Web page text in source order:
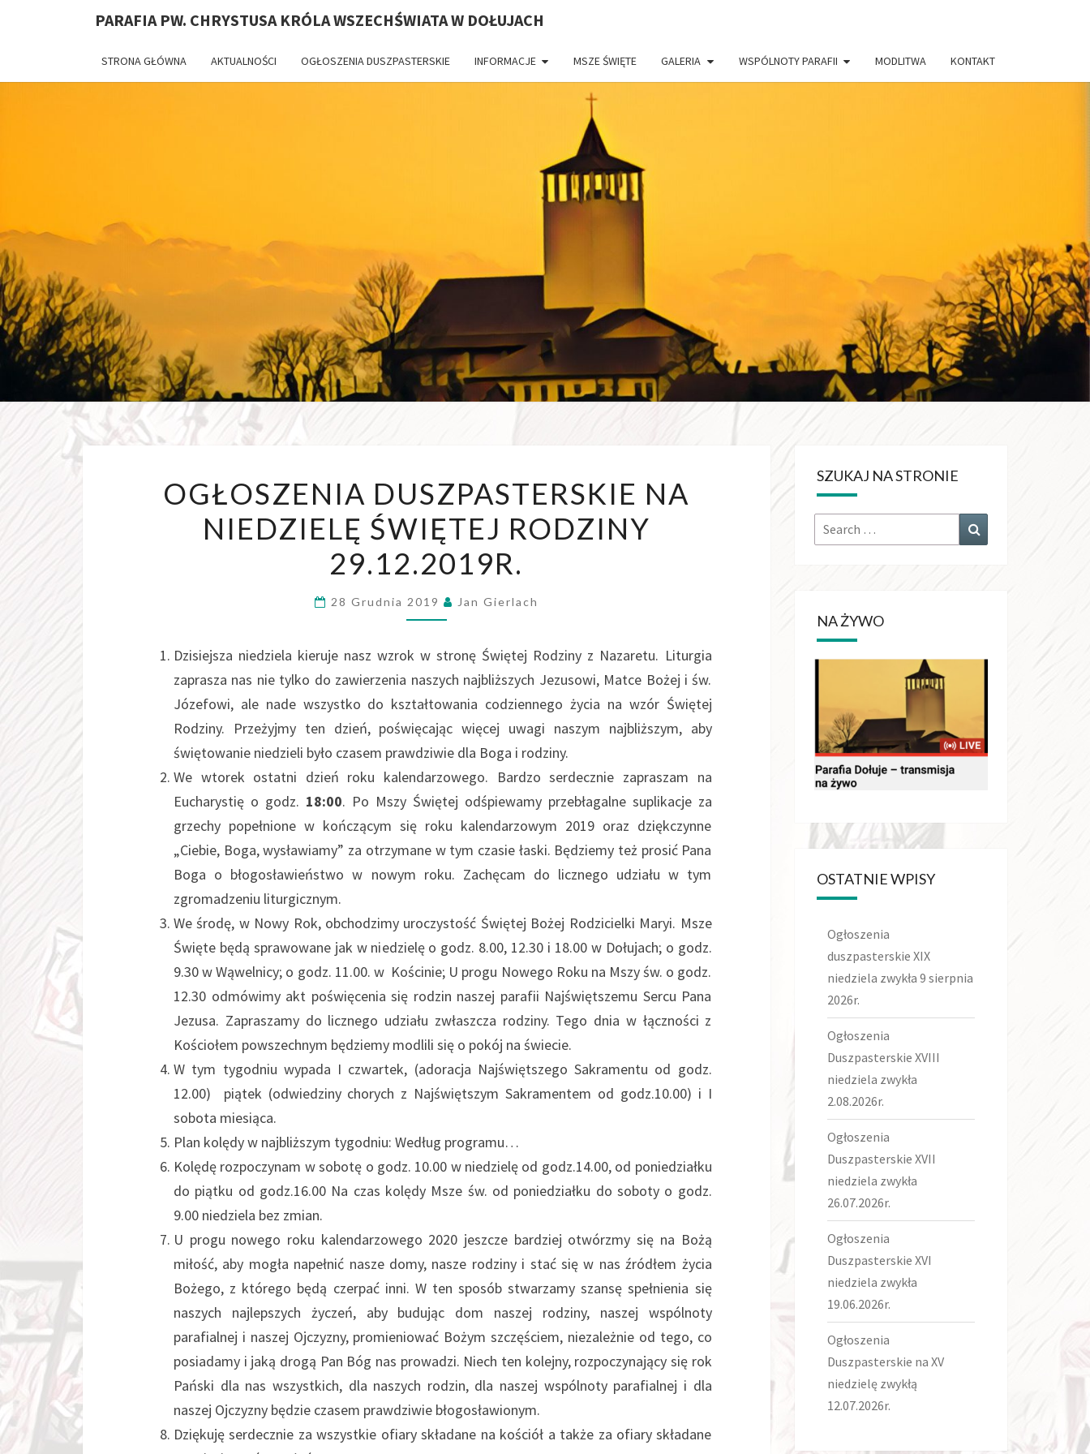
PARAFIA PW. CHRYSTUSA KRÓLA WSZECHŚWIATA W DOŁUJACH
STRONA GŁÓWNA AKTUALNOŚCI OGŁOSZENIA DUSZPASTERSKIE INFORMACJE MSZE ŚWIĘTE GALERIA WSPÓLNOTY PARAFII MODLITWA KONTAKT
PARAFIA PW.
CHRYSTUSA
KRÓLA
WSZECHŚWIATA
W DOŁUJACH
DUSZPASTERSKIE
NA
NIEDZIELĘ
ŚWIĘTEJ
RODZINY
29.12.2019R.
OGŁOSZENIA DUSZPASTERSKIE NA
NIEDZIELĘ ŚWIĘTEJ RODZINY
29.12.2019R.
28 Grudnia 2019 Jan Gierlach
Dzisiejsza niedziela kieruje nasz wzrok w stronę Świętej Rodziny z Nazaretu. Liturgia
zaprasza nas nie tylko do zawierzenia naszych najbliższych Jezusowi, Matce Bożej i św.
Józefowi, ale nade wszystko do kształtowania codziennego życia na wzór Świętej
Rodziny. Przeżyjmy ten dzień, poświęcając więcej uwagi naszym najbliższym, aby
świętowanie niedzieli było czasem prawdziwie dla Boga i rodziny.
We wtorek ostatni dzień roku kalendarzowego. Bardzo serdecznie zapraszam na
Eucharystię o godz. 18:00. Po Mszy Świętej odśpiewamy przebłagalne suplikacje za
grzechy popełnione w kończącym się roku kalendarzowym 2019 oraz dziękczynne
„Ciebie, Boga, wysławiamy” za otrzymane w tym czasie łaski. Będziemy też prosić Pana
Boga o błogosławieństwo w nowym roku. Zachęcam do licznego udziału w tym
zgromadzeniu liturgicznym.
We środę, w Nowy Rok, obchodzimy uroczystość Świętej Bożej Rodzicielki Maryi. Msze
Święte będą sprawowane jak w niedzielę o godz. 8.00, 12.30 i 18.00 w Dołujach; o godz.
9.30 w Wąwelnicy; o godz. 11.00. w Kościnie; U progu Nowego Roku na Mszy św. o godz.
12.30 odmówimy akt poświęcenia się rodzin naszej parafii Najświętszemu Sercu Pana
Jezusa. Zapraszamy do licznego udziału zwłaszcza rodziny. Tego dnia w łączności z
Kościołem powszechnym będziemy modlili się o pokój na świecie.
W tym tygodniu wypada I czwartek, (adoracja Najświętszego Sakramentu od godz.
12.00) piątek (odwiedziny chorych z Najświętszym Sakramentem od godz.10.00) i I
sobota miesiąca.
Plan kolędy w najbliższym tygodniu: Według programu…
Kolędę rozpoczynam w sobotę o godz. 10.00 w niedzielę od godz.14.00, od poniedziałku
do piątku od godz.16.00 Na czas kolędy Msze św. od poniedziałku do soboty o godz.
9.00 niedziela bez zmian.
U progu nowego roku kalendarzowego 2020 jeszcze bardziej otwórzmy się na Bożą
miłość, aby mogła napełnić nasze domy, nasze rodziny i stać się w nas źródłem życia
Bożego, z którego będą czerpać inni. W ten sposób stwarzamy szansę spełnienia się
naszych najlepszych życzeń, aby budując dom naszej rodziny, naszej wspólnoty
parafialnej i naszej Ojczyzny, promieniować Bożym szczęściem, niezależnie od tego, co
posiadamy i jaką drogą Pan Bóg nas prowadzi. Niech ten kolejny, rozpoczynający się rok
Pański dla nas wszystkich, dla naszych rodzin, dla naszej wspólnoty parafialnej i dla
naszej Ojczyzny będzie czasem prawdziwie błogosławionym.
Dziękuję serdecznie za wszystkie ofiary składane na kościół a także za ofiary składane
SZUKAJ NA STRONIE
Search
for:
NA ŻYWO
OSTATNIE WPISY
Ogłoszenia
duszpasterskie XIX
niedziela zwykła 9 sierpnia
2026r.
Ogłoszenia
Duszpasterskie XVIII
niedziela zwykła
2.08.2026r.
Ogłoszenia
Duszpasterskie XVII
niedziela zwykła
26.07.2026r.
Ogłoszenia
Duszpasterskie XVI
niedziela zwykła
19.06.2026r.
Ogłoszenia
Duszpasterskie na XV
niedzielę zwykłą
12.07.2026r.